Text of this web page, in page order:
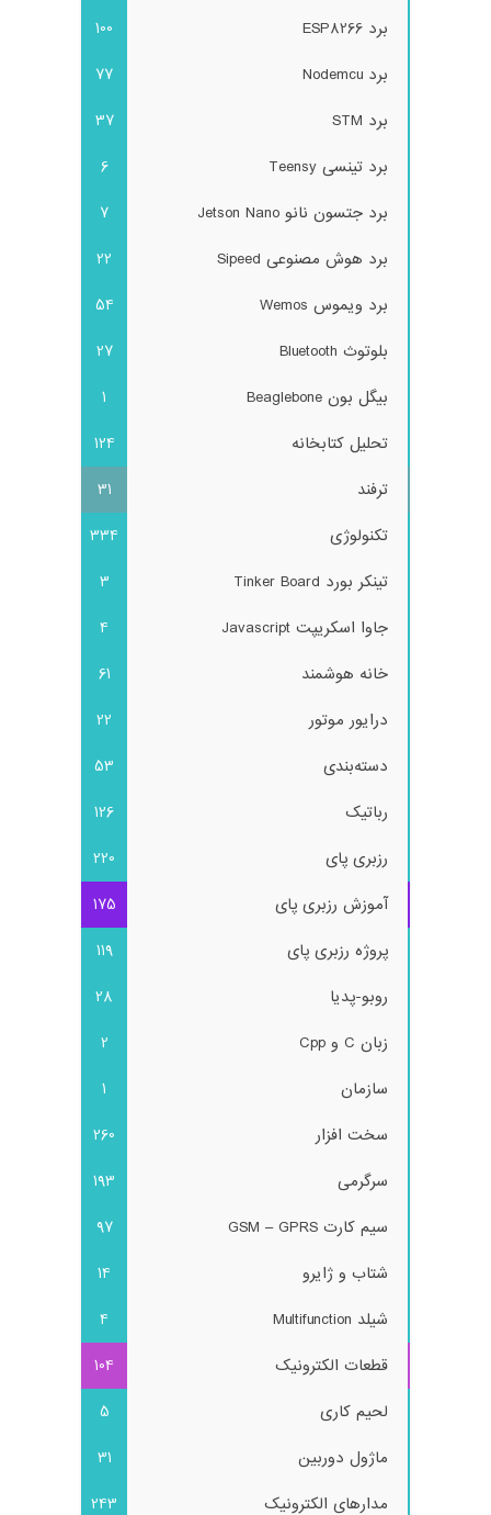
برد ESP8266
100
برد Nodemcu
77
برد STM
37
برد تینسی Teensy
6
برد جتسون نانو Jetson Nano
7
برد هوش مصنوعی Sipeed
22
برد ویموس Wemos
54
بلوتوث Bluetooth
27
بیگل بون Beaglebone
1
تحلیل کتابخانه
124
ترفند
31
تکنولوژی
334
تینکر بورد Tinker Board
3
جاوا اسکریپت Javascript
4
خانه هوشمند
61
درایور موتور
22
دسته‌بندی
53
رباتیک
126
رزبری پای
220
آموزش رزبری پای
175
پروژه رزبری پای
119
روبو-پدیا
28
زبان C و Cpp
2
سازمان
1
سخت افزار
260
سرگرمی
193
سیم کارت GSM – GPRS
97
شتاب و ژایرو
14
شیلد Multifunction
4
قطعات الکترونیک
104
لحیم کاری
5
ماژول دوربین
31
مدارهای الکترونیک
243